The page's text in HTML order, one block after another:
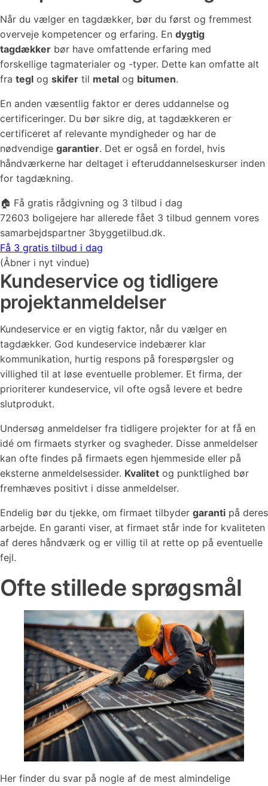
Når du vælger en tagdækker, bør du først og fremmest
overveje kompetencer og erfaring. En dygtig
tagdækker bør have omfattende erfaring med
forskellige tagmaterialer og -typer. Dette kan omfatte alt
fra tegl og skifer til metal og bitumen.
En anden væsentlig faktor er deres uddannelse og
certificeringer. Du bør sikre dig, at tagdækkeren er
certificeret af relevante myndigheder og har de
nødvendige garantier. Det er også en fordel, hvis
håndværkerne har deltaget i efteruddannelseskurser inden
for tagdækning.
🏠 Få gratis rådgivning og 3 tilbud i dag
72603 boligejere har allerede fået 3 tilbud gennem vores
samarbejdspartner 3byggetilbud.dk.
Få 3 gratis tilbud i dag
(Åbner i nyt vindue)
Kundeservice og tidligere
projektanmeldelser
Kundeservice er en vigtig faktor, når du vælger en
tagdækker. God kundeservice indebærer klar
kommunikation, hurtig respons på forespørgsler og
villighed til at løse eventuelle problemer. Et firma, der
prioriterer kundeservice, vil ofte også levere et bedre
slutprodukt.
Undersøg anmeldelser fra tidligere projekter for at få en
idé om firmaets styrker og svagheder. Disse anmeldelser
kan ofte findes på firmaets egen hjemmeside eller på
eksterne anmeldelsessider. Kvalitet og punktlighed bør
fremhæves positivt i disse anmeldelser.
Endelig bør du tjekke, om firmaet tilbyder garanti på deres
arbejde. En garanti viser, at firmaet står inde for kvaliteten
af deres håndværk og er villig til at rette op på eventuelle
fejl.
Ofte stillede sprøgsmål
Her finder du svar på nogle af de mest almindelige